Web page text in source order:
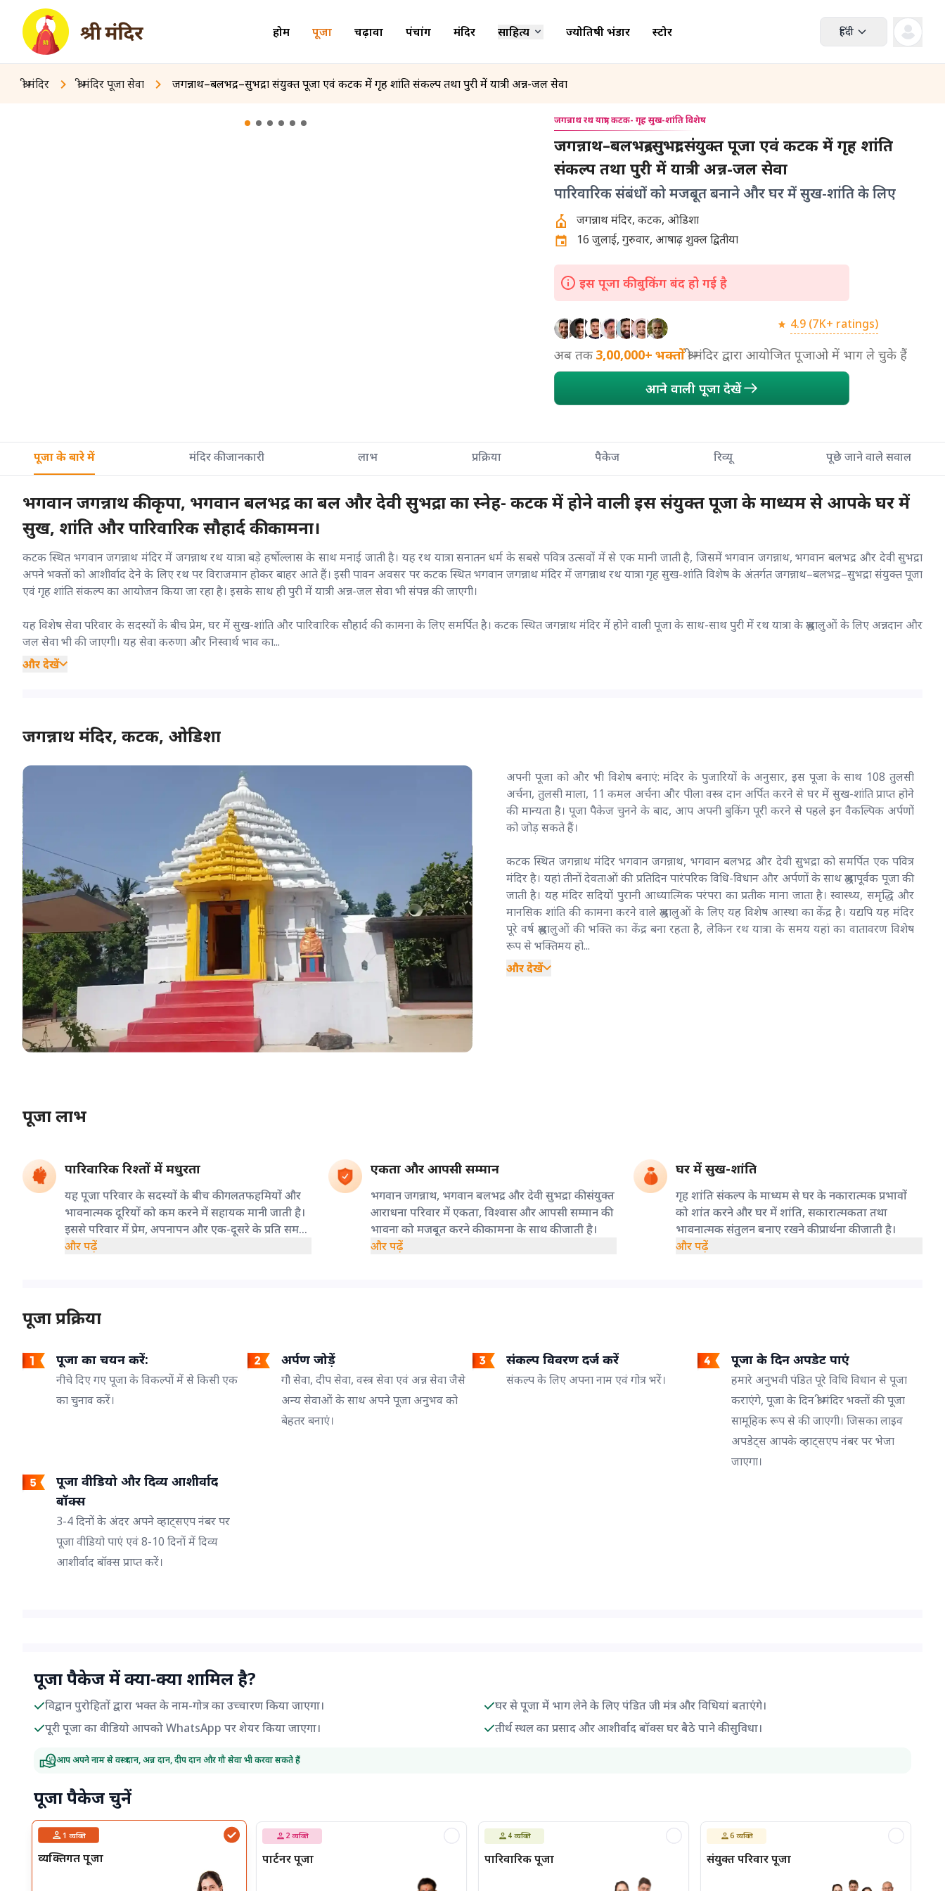
होम पूजा चढ़ावा पंचांग मंदिर साहित्य ज्योतिषी भंडार स्टोर हिंदी
श्री मंदिर श्री मंदिर पूजा सेवा जगन्नाथ–बलभद्र–सुभद्रा संयुक्त पूजा एवं कटक में गृह शांति संकल्प तथा पुरी में यात्री अन्न-जल सेवा
जगन्नाथ रथ यात्रा, कटक- गृह सुख-शांति विशेष
जगन्नाथ–बलभद्र–सुभद्रा संयुक्त पूजा एवं कटक में गृह शांति
संकल्प तथा पुरी में यात्री अन्न-जल सेवा
पारिवारिक संबंधों को मजबूत बनाने और घर में सुख-शांति के लिए
जगन्नाथ मंदिर, कटक, ओडिशा
16 जुलाई, गुरुवार, आषाढ़ शुक्ल द्वितीया
इस पूजा की बुकिंग बंद हो गई है
4.9 (7K+ ratings)
अब तक 3,00,000+ भक्तोंश्री मंदिर द्वारा आयोजित पूजाओ में भाग ले चुके हैं
आने वाली पूजा देखें
पूजा के बारे में मंदिर की जानकारी लाभ प्रक्रिया पैकेज रिव्यू पूछे जाने वाले सवाल
भगवान जगन्नाथ की कृपा, भगवान बलभद्र का बल और देवी सुभद्रा का स्नेह- कटक में होने वाली इस संयुक्त पूजा के माध्यम से आपके घर में
सुख, शांति और पारिवारिक सौहार्द की कामना।
कटक स्थित भगवान जगन्नाथ मंदिर में जगन्नाथ रथ यात्रा बड़े हर्षोल्लास के साथ मनाई जाती है। यह रथ यात्रा सनातन धर्म के सबसे पवित्र उत्सवों में से एक मानी जाती है, जिसमें भगवान जगन्नाथ, भगवान बलभद्र और देवी सुभद्रा
अपने भक्तों को आशीर्वाद देने के लिए रथ पर विराजमान होकर बाहर आते हैं। इसी पावन अवसर पर कटक स्थित भगवान जगन्नाथ मंदिर में जगन्नाथ रथ यात्रा गृह सुख-शांति विशेष के अंतर्गत जगन्नाथ–बलभद्र–सुभद्रा संयुक्त पूजा
एवं गृह शांति संकल्प का आयोजन किया जा रहा है। इसके साथ ही पुरी में यात्री अन्न-जल सेवा भी संपन्न की जाएगी।
यह विशेष सेवा परिवार के सदस्यों के बीच प्रेम, घर में सुख-शांति और पारिवारिक सौहार्द की कामना के लिए समर्पित है। कटक स्थित जगन्नाथ मंदिर में होने वाली पूजा के साथ-साथ पुरी में रथ यात्रा के श्रद्धालुओं के लिए अन्नदान और
जल सेवा भी की जाएगी। यह सेवा करुणा और निस्वार्थ भाव का...
और देखें
जगन्नाथ मंदिर, कटक, ओडिशा
अपनी पूजा को और भी विशेष बनाएं: मंदिर के पुजारियों के अनुसार, इस पूजा के साथ 108 तुलसी
अर्चना, तुलसी माला, 11 कमल अर्चना और पीला वस्त्र दान अर्पित करने से घर में सुख-शांति प्राप्त होने
की मान्यता है। पूजा पैकेज चुनने के बाद, आप अपनी बुकिंग पूरी करने से पहले इन वैकल्पिक अर्पणों
को जोड़ सकते हैं।
कटक स्थित जगन्नाथ मंदिर भगवान जगन्नाथ, भगवान बलभद्र और देवी सुभद्रा को समर्पित एक पवित्र
मंदिर है। यहां तीनों देवताओं की प्रतिदिन पारंपरिक विधि-विधान और अर्पणों के साथ श्रद्धापूर्वक पूजा की
जाती है। यह मंदिर सदियों पुरानी आध्यात्मिक परंपरा का प्रतीक माना जाता है। स्वास्थ्य, समृद्धि और
मानसिक शांति की कामना करने वाले श्रद्धालुओं के लिए यह विशेष आस्था का केंद्र है। यद्यपि यह मंदिर
पूरे वर्ष श्रद्धालुओं की भक्ति का केंद्र बना रहता है, लेकिन रथ यात्रा के समय यहां का वातावरण विशेष
रूप से भक्तिमय हो...
और देखें
पूजा लाभ
पारिवारिक रिश्तों में मधुरता
यह पूजा परिवार के सदस्यों के बीच की गलतफहमियों और
भावनात्मक दूरियों को कम करने में सहायक मानी जाती है।
इससे परिवार में प्रेम, अपनापन और एक-दूसरे के प्रति समझ
बढ़ाने की प्रार्थना की जाती है।
और पढ़ें
एकता और आपसी सम्मान
भगवान जगन्नाथ, भगवान बलभद्र और देवी सुभद्रा की संयुक्त
आराधना परिवार में एकता, विश्वास और आपसी सम्मान की
भावना को मजबूत करने की कामना के साथ की जाती है।
और पढ़ें
घर में सुख-शांति
गृह शांति संकल्प के माध्यम से घर के नकारात्मक प्रभावों
को शांत करने और घर में शांति, सकारात्मकता तथा
भावनात्मक संतुलन बनाए रखने की प्रार्थना की जाती है।
और पढ़ें
पूजा प्रक्रिया
पूजा का चयन करें:
नीचे दिए गए पूजा के विकल्पों में से किसी एक
का चुनाव करें।
अर्पण जोड़ें
गौ सेवा, दीप सेवा, वस्त्र सेवा एवं अन्न सेवा जैसे
अन्य सेवाओं के साथ अपने पूजा अनुभव को
बेहतर बनाएं।
संकल्प विवरण दर्ज करें
संकल्प के लिए अपना नाम एवं गोत्र भरें।
पूजा के दिन अपडेट पाएं
हमारे अनुभवी पंडित पूरे विधि विधान से पूजा
कराएंगे, पूजा के दिन श्री मंदिर भक्तों की पूजा
सामूहिक रूप से की जाएगी। जिसका लाइव
अपडेट्स आपके व्हाट्सएप नंबर पर भेजा
जाएगा।
पूजा वीडियो और दिव्य आशीर्वाद
बॉक्स
3-4 दिनों के अंदर अपने व्हाट्सएप नंबर पर
पूजा वीडियो पाएं एवं 8-10 दिनों में दिव्य
आशीर्वाद बॉक्स प्राप्त करें।
पूजा पैकेज में क्या-क्या शामिल है?
विद्वान पुरोहितों द्वारा भक्त के नाम-गोत्र का उच्चारण किया जाएगा।
घर से पूजा में भाग लेने के लिए पंडित जी मंत्र और विधियां बताएंगे।
पूरी पूजा का वीडियो आपको WhatsApp पर शेयर किया जाएगा।
तीर्थ स्थल का प्रसाद और आशीर्वाद बॉक्स घर बैठे पाने की सुविधा।
आप अपने नाम से वस्त्र दान, अन्न दान, दीप दान और गौ सेवा भी करवा सकते हैं
पूजा पैकेज चुनें
1 व्यक्ति
व्यक्तिगत पूजा
2 व्यक्ति
पार्टनर पूजा
4 व्यक्ति
पारिवारिक पूजा
6 व्यक्ति
संयुक्त परिवार पूजा